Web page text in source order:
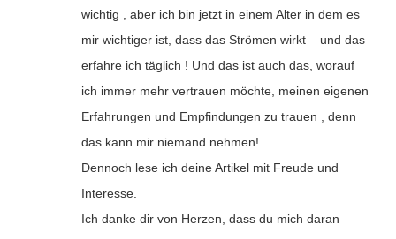
wichtig , aber ich bin jetzt in einem Alter in dem es
mir wichtiger ist, dass das Strömen wirkt – und das
erfahre ich täglich ! Und das ist auch das, worauf
ich immer mehr vertrauen möchte, meinen eigenen
Erfahrungen und Empfindungen zu trauen , denn
das kann mir niemand nehmen!
Dennoch lese ich deine Artikel mit Freude und
Interesse.
Ich danke dir von Herzen, dass du mich daran